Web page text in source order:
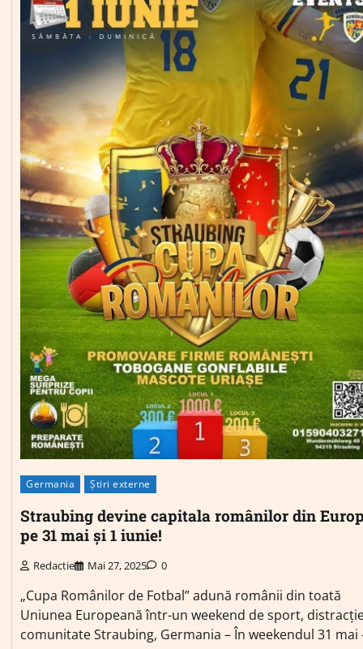
Germania Știri externe
Straubing devine capitala românilor din
pe 31 mai și 1 iunie!
Redactie Mai 27, 2025 0
„Cupa Românilor de Fotbal” adună românii din toată
Uniunea Europeană într-un weekend de sport,
comunitate Straubing, Germania – În weekendul 31 mai